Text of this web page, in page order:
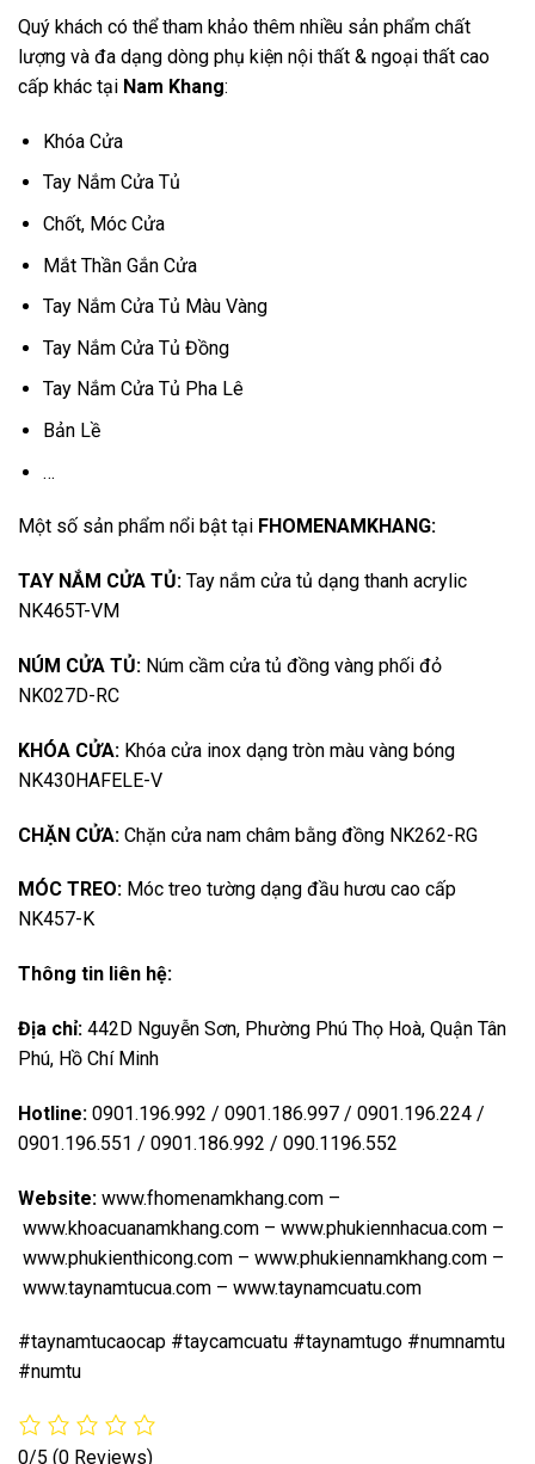
Quý khách có thể tham khảo thêm nhiều sản phẩm chất
lượng và đa dạng dòng phụ kiện nội thất & ngoại thất cao
cấp khác tại Nam Khang:
Khóa Cửa
Tay Nắm Cửa Tủ
Chốt, Móc Cửa
Mắt Thần Gắn Cửa
Tay Nắm Cửa Tủ Màu Vàng
Tay Nắm Cửa Tủ Đồng
Tay Nắm Cửa Tủ Pha Lê
Bản Lề
…
Một số sản phẩm nổi bật tại FHOMENAMKHANG:
TAY NẮM CỬA TỦ: Tay nắm cửa tủ dạng thanh acrylic
NK465T-VM
NÚM CỬA TỦ: Núm cầm cửa tủ đồng vàng phối đỏ
NK027D-RC
KHÓA CỬA: Khóa cửa inox dạng tròn màu vàng bóng
NK430HAFELE-V
CHẶN CỬA: Chặn cửa nam châm bằng đồng NK262-RG
MÓC TREO: Móc treo tường dạng đầu hươu cao cấp
NK457-K
Thông tin liên hệ:
Địa chỉ: 442D Nguyễn Sơn, Phường Phú Thọ Hoà, Quận Tân
Phú, Hồ Chí Minh
Hotline: 0901.196.992 / 0901.186.997 / 0901.196.224 /
0901.196.551 / 0901.186.992 / 090.1196.552
Website: www.fhomenamkhang.com –
www.khoacuanamkhang.com – www.phukiennhacua.com –
www.phukienthicong.com – www.phukiennamkhang.com –
www.taynamtucua.com – www.taynamcuatu.com
#taynamtucaocap #taycamcuatu #taynamtugo #numnamtu
#numtu
0/5 (0 Reviews)